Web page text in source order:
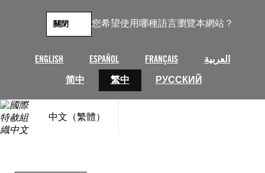
您希望使用哪種語言瀏覽本網站？
ENGLISH ESPAÑOL FRANÇAIS
العربية
简中
繁中 РУССКИЙ
關閉
中文（繁體）